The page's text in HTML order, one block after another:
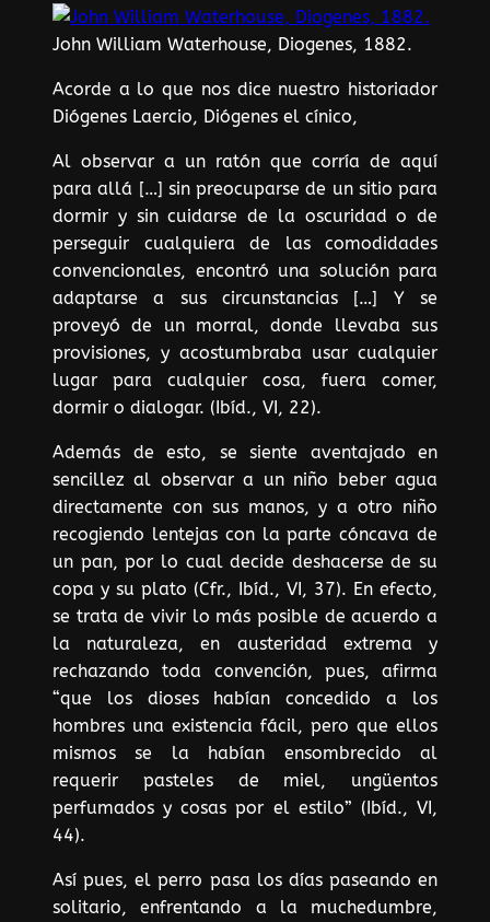
John William Waterhouse, Diogenes, 1882.
Acorde a lo que nos dice nuestro historiador
Diógenes Laercio, Diógenes el cínico,
Al observar a un ratón que corría de aquí
para allá […] sin preocuparse de un sitio para
dormir y sin cuidarse de la oscuridad o de
perseguir cualquiera de las comodidades
convencionales, encontró una solución para
adaptarse a sus circunstancias […] Y se
proveyó de un morral, donde llevaba sus
provisiones, y acostumbraba usar cualquier
lugar para cualquier cosa, fuera comer,
dormir o dialogar. (Ibíd., VI, 22).
Además de esto, se siente aventajado en
sencillez al observar a un niño beber agua
directamente con sus manos, y a otro niño
recogiendo lentejas con la parte cóncava de
un pan, por lo cual decide deshacerse de su
copa y su plato (Cfr., Ibíd., VI, 37). En efecto,
se trata de vivir lo más posible de acuerdo a
la naturaleza, en austeridad extrema y
rechazando toda convención, pues, afirma
“que los dioses habían concedido a los
hombres una existencia fácil, pero que ellos
mismos se la habían ensombrecido al
requerir pasteles de miel, ungüentos
perfumados y cosas por el estilo” (Ibíd., VI,
44).
Así pues, el perro pasa los días paseando en
solitario, enfrentando a la muchedumbre,